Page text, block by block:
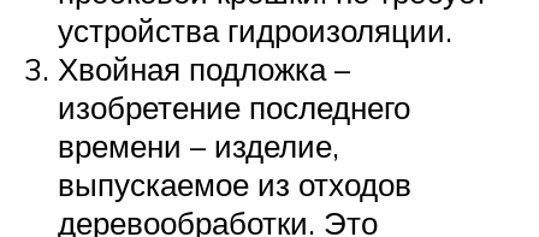
устройства гидроизоляции.
Хвойная подложка –
изобретение последнего
времени – изделие,
выпускаемое из отходов
деревообработки. Это